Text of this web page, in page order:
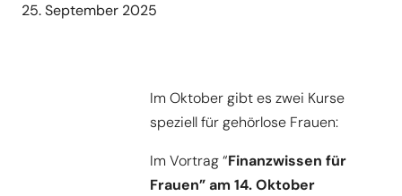
25. September 2025
Im Oktober gibt es zwei Kurse
speziell für gehörlose Frauen:
Im Vortrag “Finanzwissen für
Frauen” am 14. Oktober